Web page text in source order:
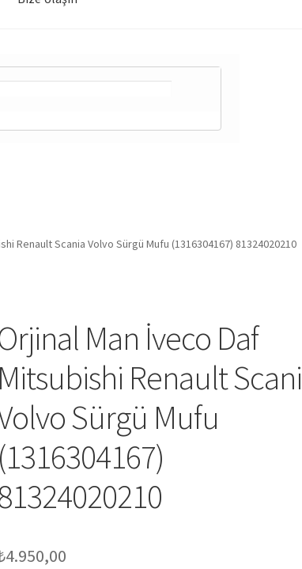
Renault Scania Volvo Sürgü Mufu (1316304167) 81324020210
Man İveco Daf
Mitsubishi Renault
Sürgü Mufu
(1316304167)
4.950,00